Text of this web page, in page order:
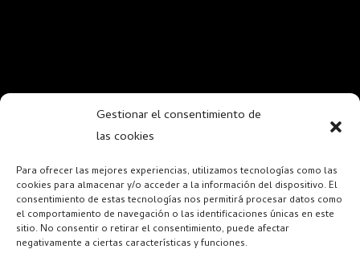
Gestionar el consentimiento de
las cookies
Para ofrecer las mejores experiencias, utilizamos tecnologías como las
cookies para almacenar y/o acceder a la información del dispositivo. El
consentimiento de estas tecnologías nos permitirá procesar datos como
el comportamiento de navegación o las identificaciones únicas en este
sitio. No consentir o retirar el consentimiento, puede afectar
negativamente a ciertas características y funciones.